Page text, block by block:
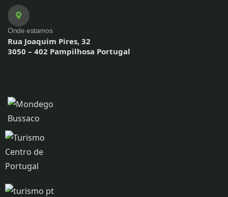
Onde estamos
Rua Joaquim Pires, 32
3050 – 402 Pampilhosa Portugal